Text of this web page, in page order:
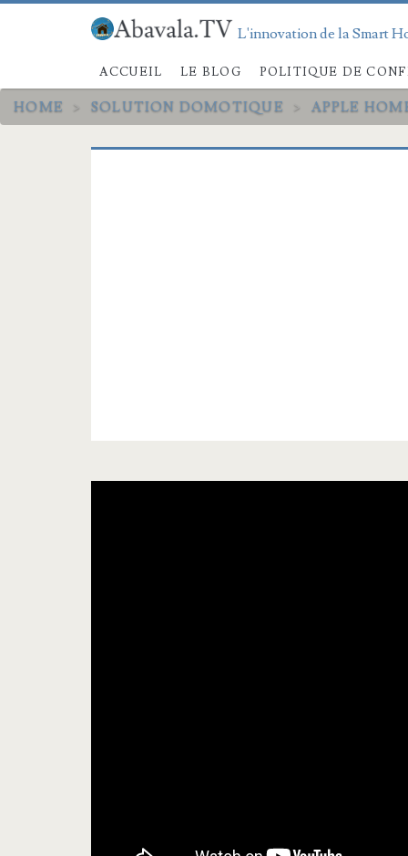
L'innovation de la Smart
ACCUEIL LE BLOG POLITIQUE DE
HOME > SOLUTION DOMOTIQUE > APPLE